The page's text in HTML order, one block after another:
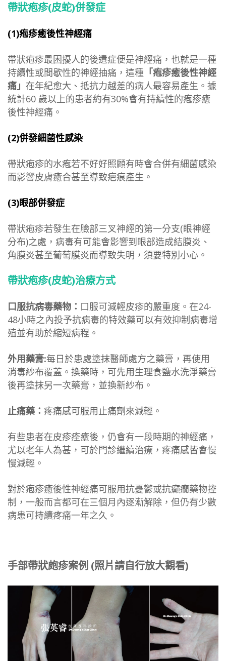
帶狀疱疹(皮蛇)併發症
(1)疱疹癒後性神經痛
帶狀疱疹最困擾人的後遺症便是神經痛，也就是一種
持續性或間歇性的神經抽痛，這種 「疱疹癒後性神經
痛」 在年紀愈大、抵抗力越差的病人最容易產生。據
統計60 歲以上的患者約有30%會有持續性的疱疹癒
後性神經痛。
(2)併發細菌性感染
帶狀疱疹的水疱若不好好照顧有時會合併有細菌感染
而影響皮膚癒合甚至導致疤痕產生。
(3)眼部併發症
帶狀疱疹若發生在臉部三叉神經的第一分支(眼神經
分布)之處，病毒有可能會影響到眼部造成結膜炎、
角膜炎甚至葡萄膜炎而導致失明，須要特別小心。
帶狀疱疹(皮蛇)治療方式
口服抗病毒藥物： 口服可減輕皮疹的嚴重度。在24-
48小時之內投予抗病毒的特效藥可以有效抑制病毒增
殖並有助於縮短病程。
外用藥膏:每日於患處塗抹醫師處方之藥膏，再使用
消毒紗布覆蓋。換藥時，可先用生理食鹽水洗淨藥膏
後再塗抹另一次藥膏，並換新紗布。
止痛藥： 疼痛感可服用止痛劑來減輕。
有些患者在皮疹痊癒後，仍會有一段時期的神經痛，
尤以老年人為甚，可於門診繼續治療，疼痛感皆會慢
慢減輕。
對於疱疹癒後性神經痛可服用抗憂鬱或抗癲癇藥物控
制，一般而言都可在三個月內逐漸解除，但仍有少數
病患可持續疼痛一年之久。
手部帶狀皰疹案例 (照片請自行放大觀看)